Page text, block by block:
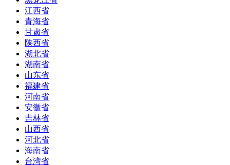
江西省
青海省
甘肃省
陕西省
湖北省
湖南省
山东省
福建省
河南省
安徽省
吉林省
山西省
河北省
海南省
台湾省